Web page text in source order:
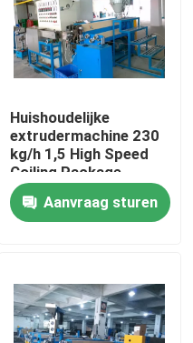
Huishoudelijke
extrudermachine 230
kg/h 1,5 High Speed
Coiling Package
Machinery
Aanvraag sturen